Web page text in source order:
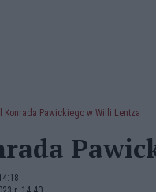
Konrada Pawickiego w Willi Lentza